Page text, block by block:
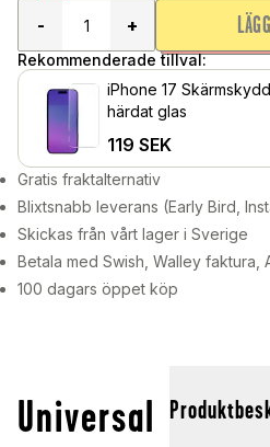
-
+
Rekommenderade tillval:
iPhone 17
härdat glas
119 SEK
Gratis fraktalternativ
Blixtsnabb leverans (Early Bird,
Skickas från vårt lager i Sverige
Betala med Swish, Walley faktura,
100 dagars öppet köp
Universal